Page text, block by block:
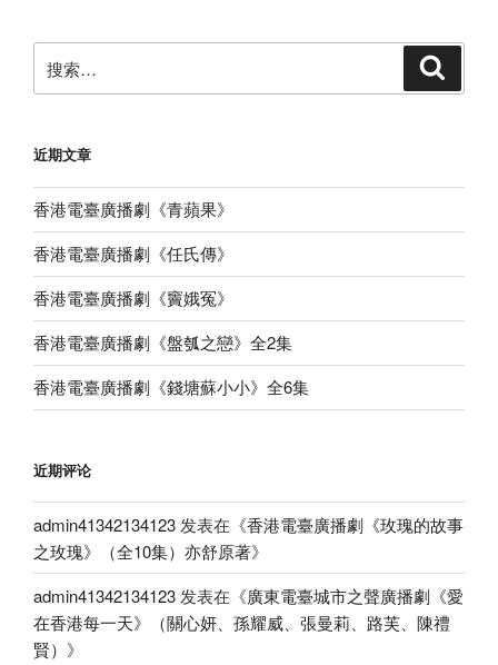
索：
近期文章
香港電臺廣播劇《青蘋果》
香港電臺廣播劇《任氏傳》
香港電臺廣播劇《竇娥冤》
香港電臺廣播劇《盤瓠之戀》全2集
香港電臺廣播劇《錢塘蘇小小》全6集
近期评论
admin41342134123 发表在《香港電臺廣播劇《玫瑰的故事
之玫瑰》（全10集）亦舒原著》
admin41342134123 发表在《廣東電臺城市之聲廣播劇《愛
在香港每一天》（關心妍、孫耀威、張曼莉、路芙、陳禮
賢） 》